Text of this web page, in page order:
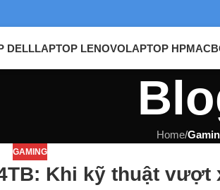
DELLLAPTOP LENOVOLAPTOP HP
Home/
GAMING
Khi kỹ thuật vượt